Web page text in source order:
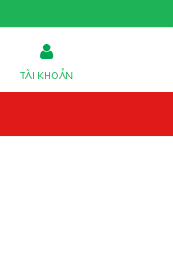
TÀI KHOẢN